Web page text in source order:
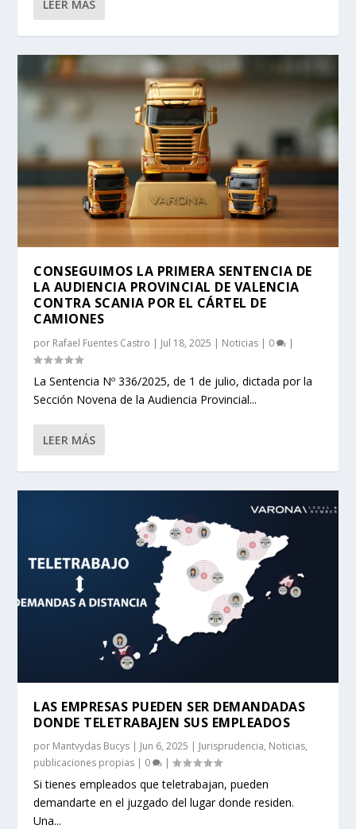
LEER MÁS
CONSEGUIMOS LA PRIMERA SENTENCIA DE
LA AUDIENCIA PROVINCIAL DE VALENCIA
CONTRA SCANIA POR EL CÁRTEL DE
CAMIONES
por Rafael Fuentes Castro | Jul 18, 2025 | Noticias | 0 |
La Sentencia Nº 336/2025, de 1 de julio, dictada por la
Sección Novena de la Audiencia Provincial...
LEER MÁS
LAS EMPRESAS PUEDEN SER DEMANDADAS
DONDE TELETRABAJEN SUS EMPLEADOS
por Mantvydas Bucys | Jun 6, 2025 | Jurisprudencia, Noticias,
publicaciones propias | 0 |
Si tienes empleados que teletrabajan, pueden
demandarte en el juzgado del lugar donde residen.
Una...